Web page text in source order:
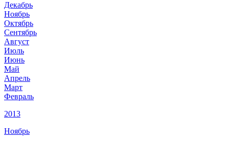
Декабрь
Ноябрь
Октябрь
Сентябрь
Август
Июль
Июнь
Май
Апрель
Март
Февраль
2013
Ноябрь